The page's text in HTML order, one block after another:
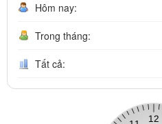
Hôm nay:
Trong tháng:
Tất cả: